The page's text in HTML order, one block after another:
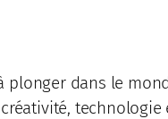
plonger dans le